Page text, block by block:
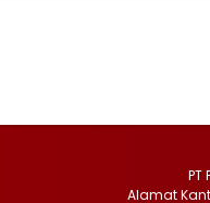
PT
Alamat